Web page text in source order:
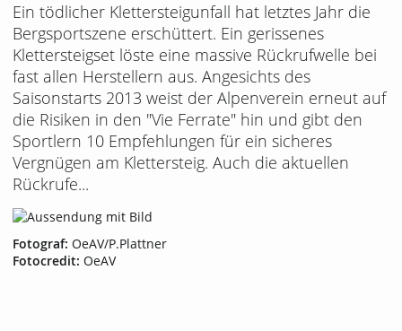
Ein tödlicher Klettersteigunfall hat letztes Jahr die
Bergsportszene erschüttert. Ein gerissenes
Klettersteigset löste eine massive Rückrufwelle bei
fast allen Herstellern aus. Angesichts des
Saisonstarts 2013 weist der Alpenverein erneut auf
die Risiken in den "Vie Ferrate" hin und gibt den
Sportlern 10 Empfehlungen für ein sicheres
Vergnügen am Klettersteig. Auch die aktuellen
Rückrufe...
Fotograf: OeAV/P.Plattner
Fotocredit: OeAV